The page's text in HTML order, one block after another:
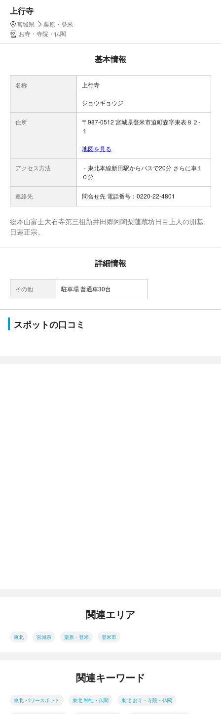
上行寺
宮城県
栗原・登米
お寺・寺院・仏閣
基本情報
名称 上行寺
ジョウギョウジ
住所
〒987-0512 宮城県登米市迫町森字東表８２-
１
地図を見る
アクセス方法
・東北本線新田駅からバスで20分 さらに車１
０分
連絡先 問合せ先 電話番号：0220-22-4801
総本山富士大石寺第三祖新井田郷阿闍梨蓮蔵坊日目上人の開基、
日蓮正宗。
詳細情報
その他 駐車場 普通車30台
スポットの口コミ
関連エリア
東北 宮城県 栗原・登米 登米市
関連キーワード
東北 パワースポット 東北 神社・仏閣 東北 お寺・寺院・仏閣